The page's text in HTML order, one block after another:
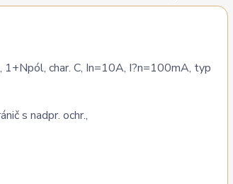
char. C, In=10A, I?n=100mA, typ